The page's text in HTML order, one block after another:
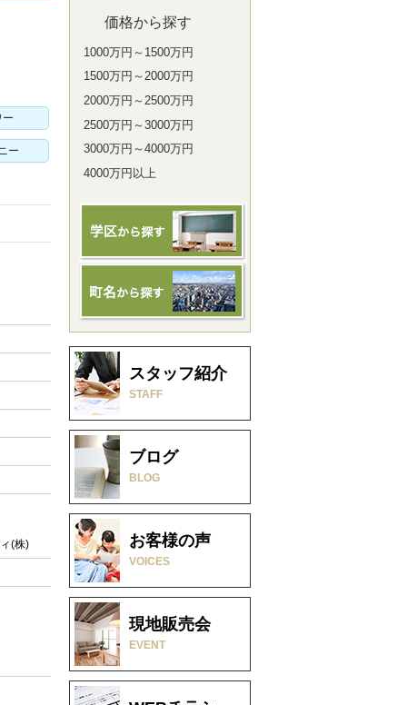
ー
ー
(株)
価格から探す
1000万円～1500万円
1500万円～2000万円
2000万円～2500万円
2500万円～3000万円
3000万円～4000万円
4000万円以上
スタッフ紹介
STAFF
ブログ
BLOG
お客様の声
VOICES
現地販売会
EVENT